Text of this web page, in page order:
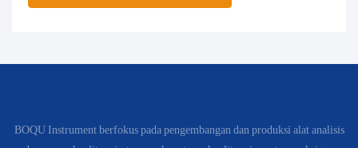
BOQU Instrument berfokus pada pengembangan dan produksi alat analisis